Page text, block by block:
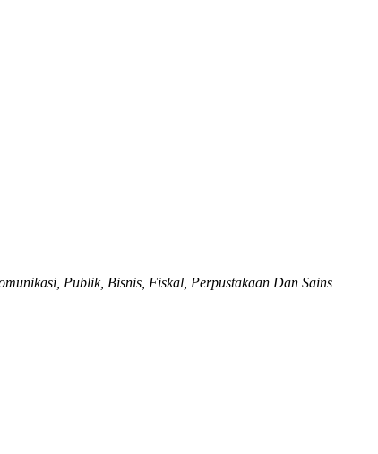
Publik, Bisnis, Fiskal, Perpustakaan Dan Sains